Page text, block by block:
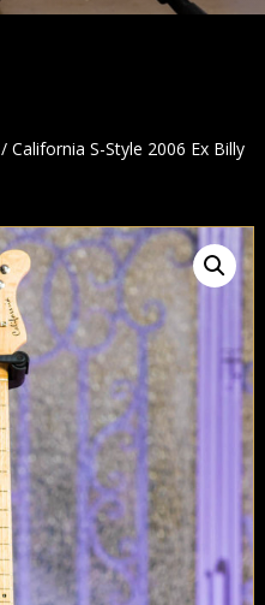
/ California S-Style 2006 Ex Billy